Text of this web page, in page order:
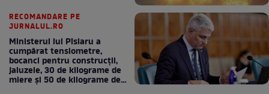
RECOMANDARE PE
JURNALUL.RO
Ministerul lui Pîslaru a
cumpărat tensiometre,
bocanci pentru construcții,
jaluzele, 30 de kilograme de
miere și 50 de kilograme de